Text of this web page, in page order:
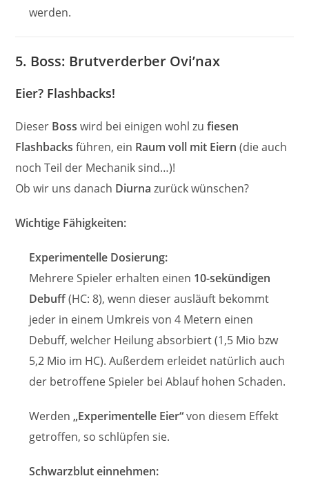
werden.
5. Boss: Brutverderber Ovi’nax
Eier? Flashbacks!
Dieser Boss wird bei einigen wohl zufiesen
Flashbacks führen, ein Raum voll mit Eiern (die auch
noch Teil der Mechanik sind…)!
Ob wir uns danach Diurna zurück wünschen?
Wichtige Fähigkeiten:
Experimentelle Dosierung:
Mehrere Spieler erhalten einen 10-sekündigen
Debuff(HC: 8), wenn dieser ausläuft bekommt
jeder in einem Umkreis von 4 Metern einen
Debuff, welcher Heilung absorbiert (1,5 Mio bzw
5,2 Mio im HC). Außerdem erleidet natürlich auch
der betroffene Spieler bei Ablauf hohen Schaden.
Werden„Experimentelle Eier“von diesem Effekt
getroffen, so schlüpfen sie.
Schwarzblut einnehmen: